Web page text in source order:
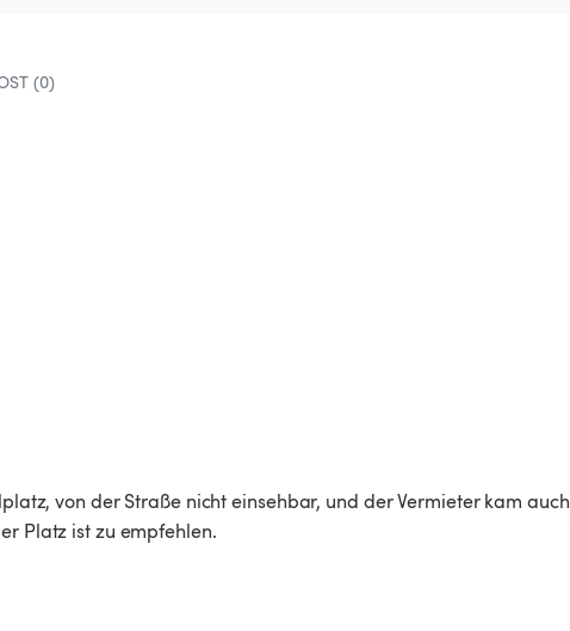
(0)
von der Straße nicht einsehbar, und der Vermieter kam auch
Platz ist zu empfehlen.